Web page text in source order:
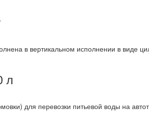
в вертикальном исполнении в виде
л
для перевозки питьевой воды на